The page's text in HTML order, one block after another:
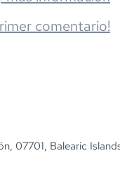
comentario!
07701, Balearic